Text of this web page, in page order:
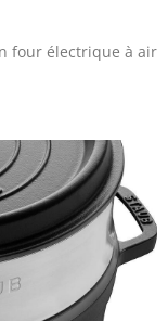
four électrique à air